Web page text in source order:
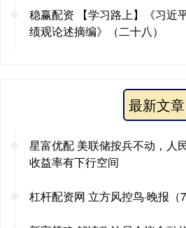
稳赢配资 【学习路上】《习近
绩观论述摘编》（二十八）
最新文章
星富优配 美联储按兵不动，人
收益率有下行空间
杠杆配资网 立方风控鸟·晚报（7